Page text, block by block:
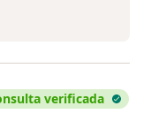
verificada